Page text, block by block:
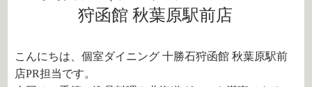
狩函館 秋葉原駅前店
こんにちは、個室ダイニング 十勝石狩函館 秋葉原駅前
店PR担当です。